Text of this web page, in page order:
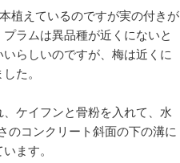
植えているのですが実の付きが
ラムは異品種が近くにないと
らしいのですが、梅は近くに
た。
ケイフンと骨粉を入れて、水
のコンクリート斜面の下の溝に
ます。